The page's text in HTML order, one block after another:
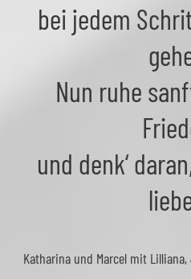
bei jedem
Nun ruhe
und denk‘
Katharina und Marcel mit